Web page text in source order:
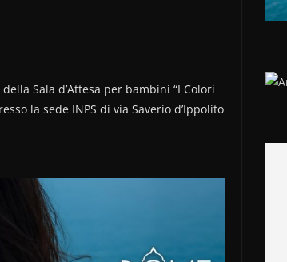
Sala d’Attesa per bambini “I Colori
la sede INPS di via Saverio d’Ippolito